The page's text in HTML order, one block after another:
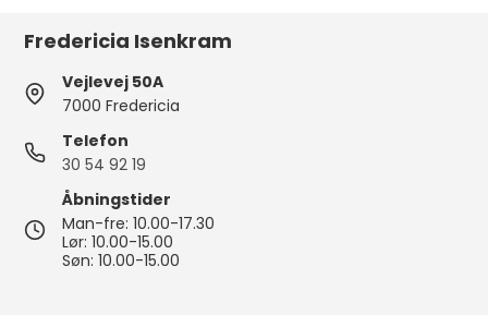
Fredericia Isenkram
Vejlevej 50A
7000 Fredericia
Telefon
30 54 92 19
Åbningstider
Man-fre: 10.00-17.30
Lør: 10.00-15.00
Søn: 10.00-15.00